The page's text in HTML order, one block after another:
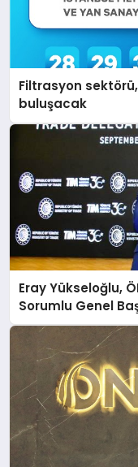
Filtrasyon sektörü,
buluşacak
Eray Yükseloğlu,
Sorumlu Genel